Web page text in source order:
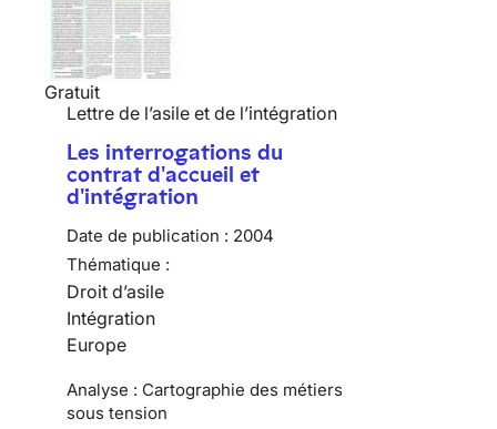
Gratuit
Lettre de l’asile et de l’intégration
Les interrogations du
contrat d'accueil et
d'intégration
Date de publication : 2004
Thématique :
Droit d’asile
Intégration
Europe
Analyse : Cartographie des métiers
sous tension